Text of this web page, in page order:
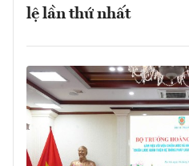
lệ lần thứ nhất